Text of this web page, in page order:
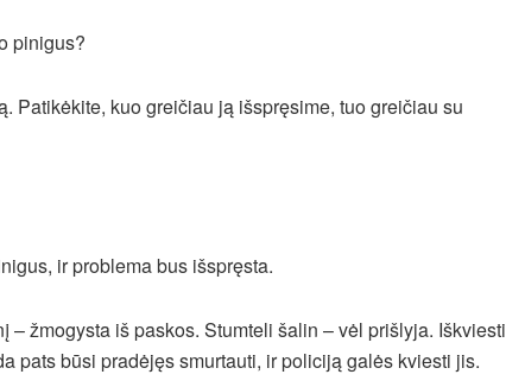
pinigus?
Patikėkite, kuo greičiau ją išspręsime, tuo greičiau su
ir problema bus išspręsta.
žmogysta iš paskos. Stumteli šalin – vėl prišlyja. Iškviesti
pats būsi pradėjęs smurtauti, ir policiją galės kviesti jis.